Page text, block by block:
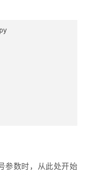
参数时，从此处开始